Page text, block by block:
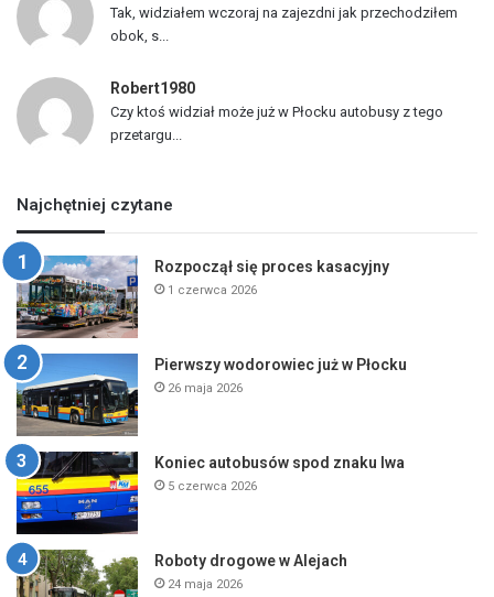
Tak, widziałem wczoraj na zajezdni jak przechodziłem
obok, s...
Robert1980
Czy ktoś widział może już w Płocku autobusy z tego
przetargu...
Najchętniej czytane
Rozpoczął się proces kasacyjny
1 czerwca 2026
Pierwszy wodorowiec już w Płocku
26 maja 2026
Koniec autobusów spod znaku lwa
5 czerwca 2026
Roboty drogowe w Alejach
24 maja 2026